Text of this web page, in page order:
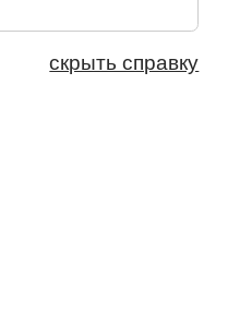
скрыть справку